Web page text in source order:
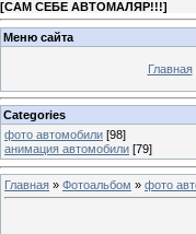
[САМ СЕБЕ АВТОМАЛЯР!!!]
Меню сайта
Главная
Categories
фото автомобили [98]
анимация автомобили [79]
Главная » Фотоальбом » фото